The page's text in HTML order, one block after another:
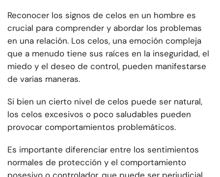
Reconocer los signos de celos en un hombre es
crucial para comprender y abordar los problemas
en una relación. Los celos, una emoción compleja
que a menudo tiene sus raíces en la inseguridad, el
miedo y el deseo de control, pueden manifestarse
de varias maneras.
Si bien un cierto nivel de celos puede ser natural,
los celos excesivos o poco saludables pueden
provocar comportamientos problemáticos.
Es importante diferenciar entre los sentimientos
normales de protección y el comportamiento